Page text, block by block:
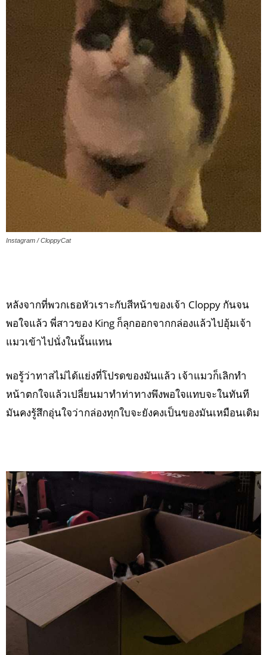
Instagram / CloppyCat
หลังจากที่พวกเธอหัวเราะกับสีหน้าของเจ้า Cloppy กันจน
พอใจแล้ว พี่สาวของ King ก็ลุกออกจากกล่องแล้วไปอุ้มเจ้า
แมวเข้าไปนั่งในนั้นแทน
พอรู้ว่าทาสไม่ได้แย่งที่โปรดของมันแล้ว เจ้าแมวก็เลิกทำ
หน้าตกใจแล้วเปลี่ยนมาทำท่าทางพึงพอใจแทบจะในทันที
มันคงรู้สึกอุ่นใจว่ากล่องทุกใบจะยังคงเป็นของมันเหมือนเดิม